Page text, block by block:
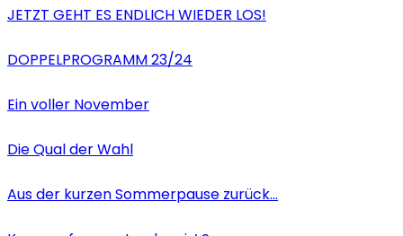
JETZT GEHT ES ENDLICH WIEDER LOS!
DOPPELPROGRAMM 23/24
Ein voller November
Die Qual der Wahl
Aus der kurzen Sommerpause zurück…